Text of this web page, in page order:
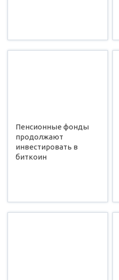
Пенсионные фонды
продолжают
инвестировать в
биткоин